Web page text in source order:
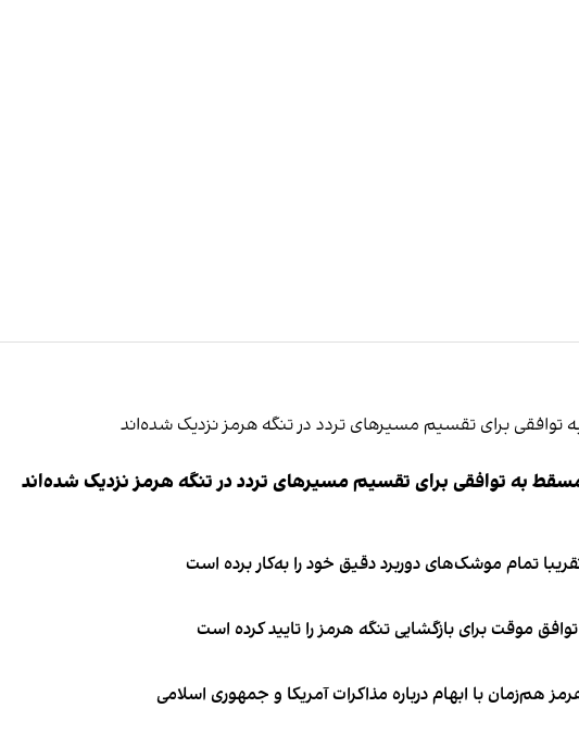
مسقط به توافقی برای تقسیم مسیرهای تردد در تنگه هرمز نزدیک شده‌اند
تمام موشک‌های دوربرد دقیق خود را به‌کار برده است
موقت برای بازگشایی تنگه هرمز را تایید کرده است
هم‌زمان با ابهام درباره مذاکرات آمریکا و جمهوری اسلامی